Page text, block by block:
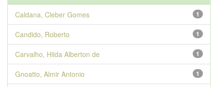
1
Caldana, Cleber Gomes
1
Candido, Roberto
1
Carvalho, Hilda Alberton de
1
Gnoatto, Almir Antonio